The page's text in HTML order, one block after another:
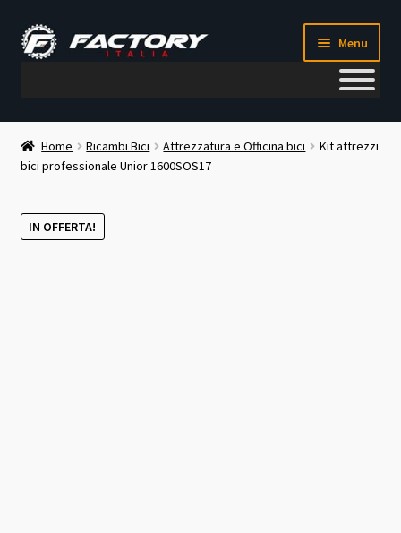
Vai
alla
Vai
al
Menu
Il mio account
Metodi di pagamento
Chi siamo
Home Ricambi Bici Attrezzatura e Officina bici
Kit attrezzi
bici professionale Unior 1600SOS17
IN OFFERTA!